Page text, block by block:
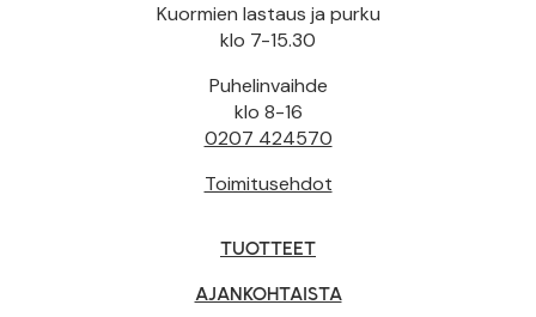
Kuormien lastaus ja purku
klo 7-15.30
Puhelinvaihde
klo 8-16
0207 424570
Toimitusehdot
TUOTTEET
AJANKOHTAISTA